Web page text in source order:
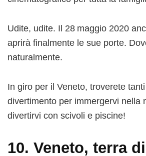
Udite, udite. Il 28 maggio 2020
aprirà finalmente le sue porte.
naturalmente.
In giro per il Veneto, troverete
divertimento per immergervi nella
divertirvi con scivoli e piscine!
10. Veneto, terra